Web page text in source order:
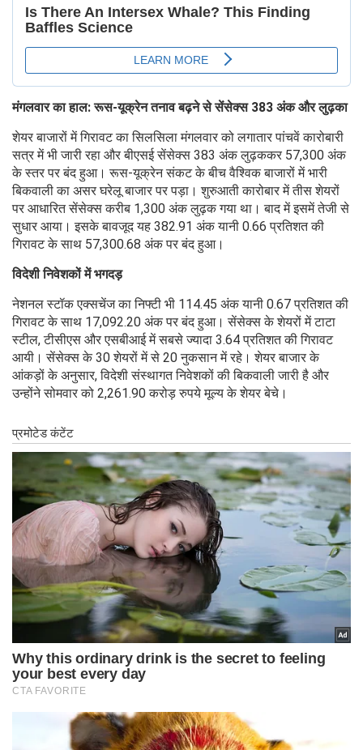
मंगलवार का हाल: रूस-यूक्रेन तनाव बढ़ने से सेंसेक्स 383 अंक और लुढ़का
शेयर बाजारों में गिरावट का सिलसिला मंगलवार को लगातार पांचवें कारोबारी
सत्र में भी जारी रहा और बीएसई सेंसेक्स 383 अंक लुढ़ककर 57,300 अंक
के स्तर पर बंद हुआ। रूस-यूक्रेन संकट के बीच वैश्विक बाजारों में भारी
बिकवाली का असर घरेलू बाजार पर पड़ा। शुरुआती कारोबार में तीस शेयरों
पर आधारित सेंसेक्स करीब 1,300 अंक लुढ़क गया था। बाद में इसमें तेजी से
सुधार आया। इसके बावजूद यह 382.91 अंक यानी 0.66 प्रतिशत की
गिरावट के साथ 57,300.68 अंक पर बंद हुआ।
विदेशी निवेशकों में भगदड़
नेशनल स्टॉक एक्सचेंज का निफ्टी भी 114.45 अंक यानी 0.67 प्रतिशत की
गिरावट के साथ 17,092.20 अंक पर बंद हुआ। सेंसेक्स के शेयरों में टाटा
स्टील, टीसीएस और एसबीआई में सबसे ज्यादा 3.64 प्रतिशत की गिरावट
आयी। सेंसेक्स के 30 शेयरों में से 20 नुकसान में रहे। शेयर बाजार के
आंकड़ों के अनुसार, विदेशी संस्थागत निवेशकों की बिकवाली जारी है और
उन्होंने सोमवार को 2,261.90 करोड़ रुपये मूल्य के शेयर बेचे।